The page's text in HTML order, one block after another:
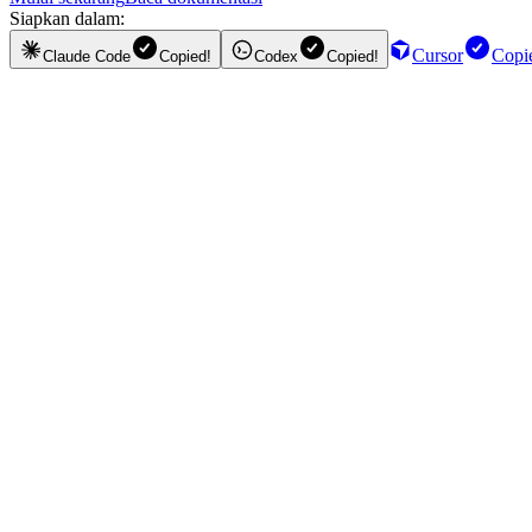
Siapkan dalam:
Claude Code Copied! Codex Copied! Cursor